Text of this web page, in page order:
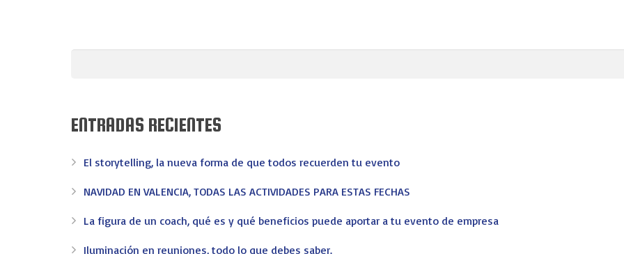
ENTRADAS RECIENTES
El storytelling, la nueva forma de que todos recuerden tu evento
NAVIDAD EN VALENCIA, TODAS LAS ACTIVIDADES PARA ESTAS FECHAS
La figura de un coach, qué es y qué beneficios puede aportar a tu evento de empresa
Iluminación en reuniones, todo lo que debes saber.